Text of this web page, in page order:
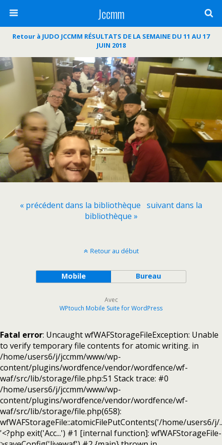
Jccmm
Retour à JUDO JCCMM RÉSULTATS DE LA SEMAINE DU 11 AU 17
JUIN 2018
« précédent dans la bibliothèque suivant dans la
bibliothèque »
Retour au début
Mobile Bureau
Avec
WPtouch Mobile Suite for WordPress
Fatal error: Uncaught wfWAFStorageFileException: Unable
to verify temporary file contents for atomic writing. in
/home/users6/j/jccmm/www/wp-
content/plugins/wordfence/vendor/wordfence/wf-
waf/src/lib/storage/file.php:51 Stack trace: #0
/home/users6/j/jccmm/www/wp-
content/plugins/wordfence/vendor/wordfence/wf-
waf/src/lib/storage/file.php(658):
wfWAFStorageFile::atomicFilePutContents('/home/users6/j/
'<?php exit('Acc...') #1 [internal function]: wfWAFStorageFile-